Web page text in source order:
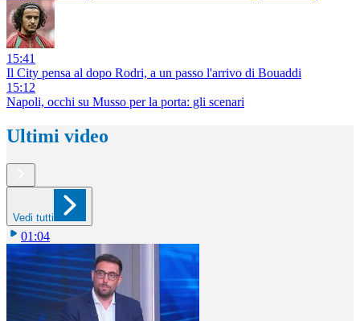
15:41
Il City pensa al dopo Rodri, a un passo l'arrivo di Bouaddi
15:12
Napoli, occhi su Musso per la porta: gli scenari
Ultimi video
Vedi tutti
01:04